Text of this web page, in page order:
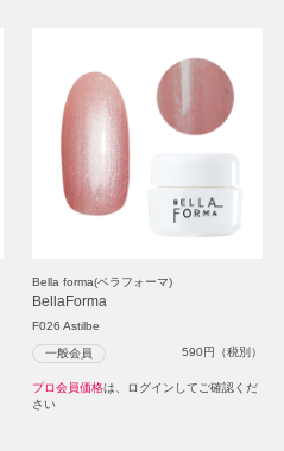
Bella forma(ベラフォーマ)
BellaForma
F026 Astilbe
一般会員 590円（税別）
プロ会員価格は、ログインしてご確認くだ
さい